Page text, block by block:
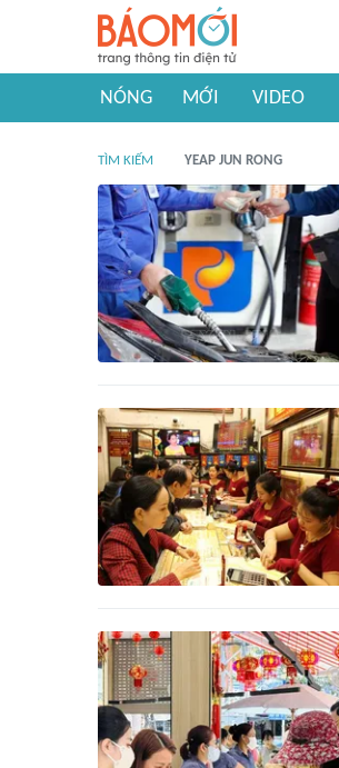
NÓNG MỚI VIDEO
TÌM KIẾM YEAP JUN RONG